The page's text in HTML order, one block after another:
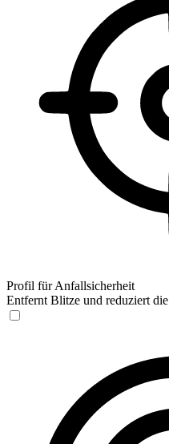
Profil für Anfallsicherheit
Entfernt Blitze und reduziert